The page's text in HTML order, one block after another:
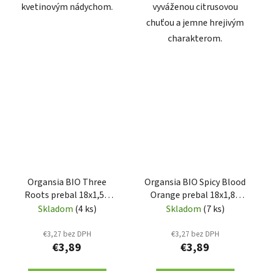
kvetinovým nádychom.
vyváženou citrusovou
chuťou a jemne hrejivým
charakterom.
Organsia BIO Three
Roots prebal 18x1,5g
(3004)
Skladom (4 ks)
€3,27 bez DPH
€3,89
Organsia BIO Spicy Blood
Orange prebal 18x1,8g
(3003)
Skladom (7 ks)
€3,27 bez DPH
€3,89